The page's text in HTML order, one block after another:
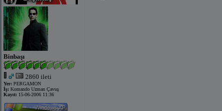
Binbaşı
2860 ileti
Yer: PERGAMON
İş: Komando Uzman Çavuş
Kayıt: 15-06-2006 11:36